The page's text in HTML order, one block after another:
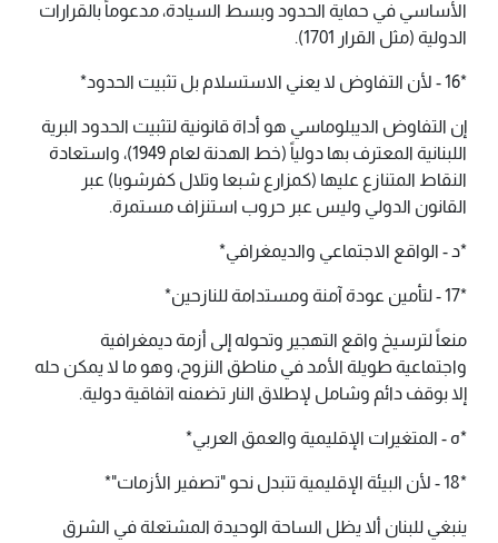
الأساسي في حماية الحدود وبسط السيادة، مدعوماً بالقرارات
الدولية (مثل القرار 1701).
*16 - ​لأن التفاوض لا يعني الاستسلام بل تثبيت الحدود*
إن التفاوض الديبلوماسي هو أداة قانونية لتثبيت الحدود البرية
اللبنانية المعترف بها دولياً (خط الهدنة لعام 1949)، واستعادة
النقاط المتنازع عليها (كمزارع شبعا وتلال كفرشوبا) عبر
القانون الدولي وليس عبر حروب استنزاف مستمرة.
*د - الواقع الاجتماعي والديمغرافي*
*17 - ​لتأمين عودة آمنة ومستدامة للنازحين*
منعاً لترسيخ واقع التهجير وتحوله إلى أزمة ديمغرافية
واجتماعية طويلة الأمد في مناطق النزوح، وهو ما لا يمكن حله
إلا بوقف دائم وشامل لإطلاق النار تضمنه اتفاقية دولية.
*ه - المتغيرات الإقليمية والعمق العربي*
*18 - ​لأن البيئة الإقليمية تتبدل نحو "تصفير الأزمات"*
ينبغي للبنان ألا يظل الساحة الوحيدة المشتعلة في الشرق